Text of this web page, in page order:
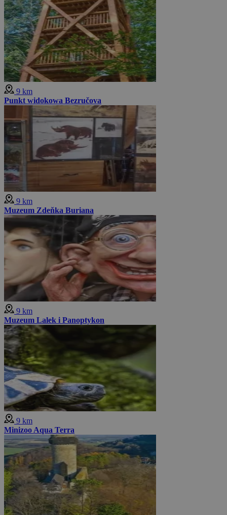
9 km
Punkt widokowa Bezručova
9 km
Muzeum Zdeňka Buriana
9 km
Muzeum Lalek i Panoptykon
9 km
Minizoo Aqua Terra